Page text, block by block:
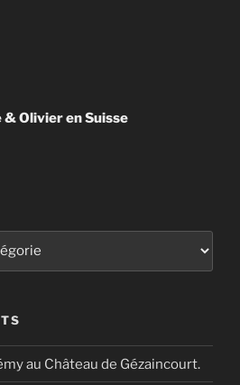
& Olivier en Suisse
au Château de Gézaincourt.